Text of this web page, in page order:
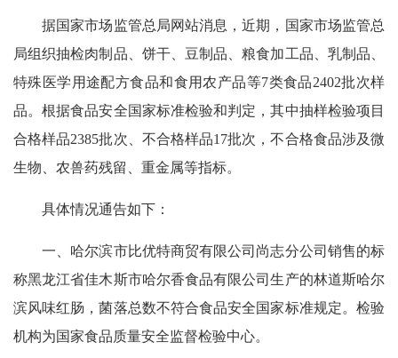
据国家市场监管总局网站消息，近期，国家市场监管总
局组织抽检肉制品、饼干、豆制品、粮食加工品、乳制品、
特殊医学用途配方食品和食用农产品等7类食品2402批次样
品。根据食品安全国家标准检验和判定，其中抽样检验项目
合格样品2385批次、不合格样品17批次，不合格食品涉及微
生物、农兽药残留、重金属等指标。
具体情况通告如下：
一、哈尔滨市比优特商贸有限公司尚志分公司销售的标
称黑龙江省佳木斯市哈尔香食品有限公司生产的林道斯哈尔
滨风味红肠，菌落总数不符合食品安全国家标准规定。检验
机构为国家食品质量安全监督检验中心。